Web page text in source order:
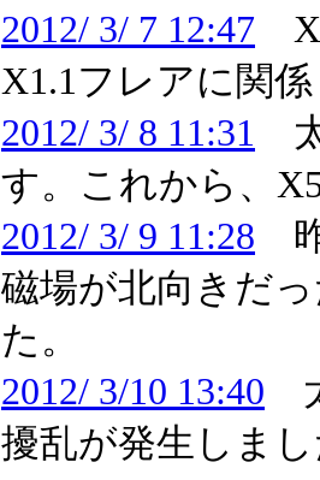
2012/ 3/ 7 12:47
X1.1フレアに関
2012/ 3/ 8 11:31
す。これから、
2012/ 3/ 9 11:28
磁場が北向きだ
た。
2012/ 3/10 13:40
擾乱が発生しま